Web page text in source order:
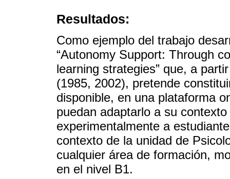
Resultados:
Como ejemplo del trabajo
“Autonomy Support: Through
learning strategies” que, a
(1985, 2002), pretende
disponible, en una plataforma
puedan adaptarlo a su
experimentalmente a
contexto de la unidad de
cualquier área de formación,
en el nivel B1.